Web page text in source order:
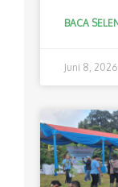
BACA
Juni 8, 2026